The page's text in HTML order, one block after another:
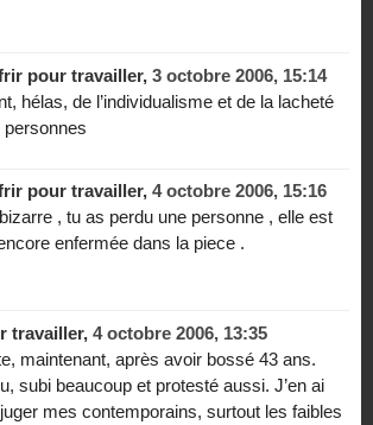
pour travailler, 3 octobre 2006, 15:14
hélas, de l’individualisme et de la lacheté
pour travailler, 4 octobre 2006, 15:16
, tu as perdu une personne , elle est
enfermée dans la piece .
travailler, 4 octobre 2006, 13:35
maintenant, après avoir bossé 43 ans.
subi beaucoup et protesté aussi. J’en ai
mes contemporains, surtout les faibles